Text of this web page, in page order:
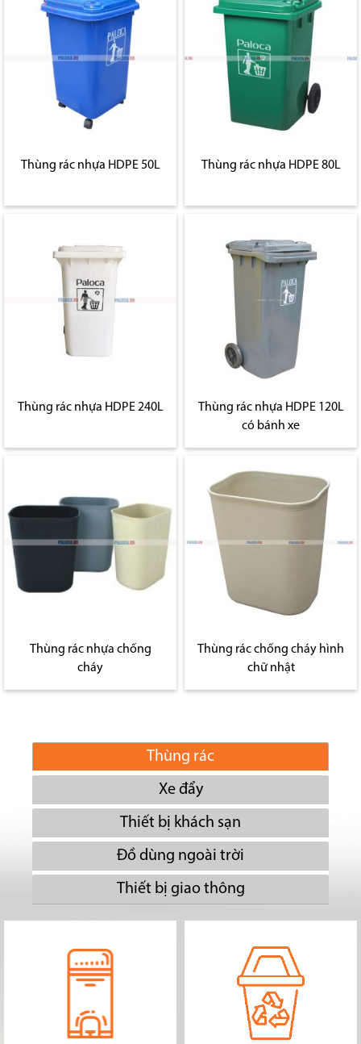
Thùng rác nhựa HDPE 50L Thùng rác nhựa HDPE 80L
Thùng rác nhựa HDPE 240L
Thùng rác nhựa HDPE 120L
có bánh xe
Thùng rác nhựa chống
cháy
Thùng rác chống cháy hình
chữ nhật
Thùng rác
Xe đẩy
Thiết bị khách sạn
Đồ dùng ngoài trời
Thiết bị giao thông